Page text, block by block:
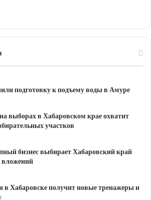
подготовку к подъему воды в Амуре
выборах в Хабаровском крае охватит
участков
бизнес выбирает Хабаровский край
вложений
в Хабаровске получит новые тренажеры и